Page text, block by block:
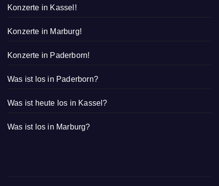
Konzerte in Kassel!
Konzerte in Marburg!
Konzerte in Paderborn!
Was ist los in Paderborn?
Was ist heute los in Kassel?
Was ist los in Marburg?